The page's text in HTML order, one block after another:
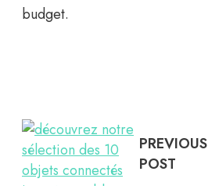
budget.
PREVIOUS
POST